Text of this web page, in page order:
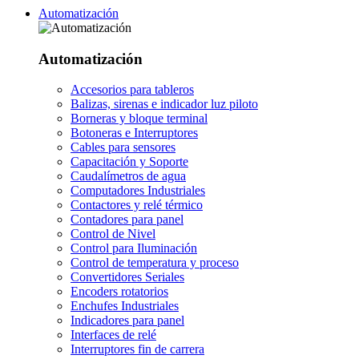
Automatización
Automatización
Accesorios para tableros
Balizas, sirenas e indicador luz piloto
Borneras y bloque terminal
Botoneras e Interruptores
Cables para sensores
Capacitación y Soporte
Caudalímetros de agua
Computadores Industriales
Contactores y relé térmico
Contadores para panel
Control de Nivel
Control para Iluminación
Control de temperatura y proceso
Convertidores Seriales
Encoders rotatorios
Enchufes Industriales
Indicadores para panel
Interfaces de relé
Interruptores fin de carrera